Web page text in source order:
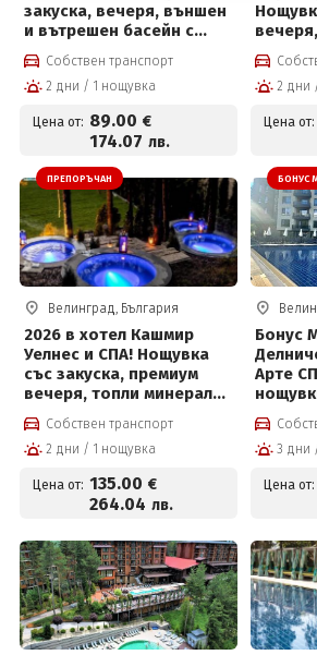
закуска, вечеря, външен
и вътрешен басейн с
топла минерална вода и
Уелнес пакет +
Безплатно за дете до 12
Собствен транспорт
2 дни / 1 нощувка
Цена от: 89.00 €
174.07 лв.
център
деца
Цена от:
ПРЕПОРЪЧАН
Велинград, България
2026 в хотел Кашмир
Уелнес и СПА! Нощувка
със закуска, премиум
вечеря, топли минерални
басейни, външни топила
и СПА център
Собствен транспорт
2 дни / 1 нощувка
Цена от: 135.00 €
264.04 лв.
БОНУС
Бонус
Арте
басейн
за
Цена от: